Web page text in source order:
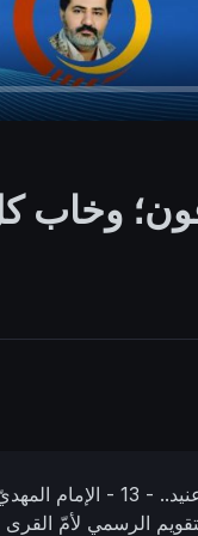
وخاب
- 13 - الإمام
الرسمي لأمّ القرى